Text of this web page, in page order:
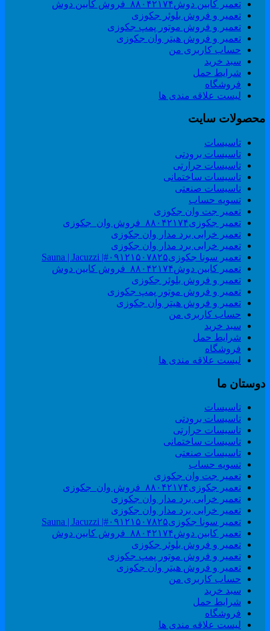
تعمیر کابین دوش۸۸۰۴۲۱۷۴_فروش کابین دوش
تعمیر و فروش بلوئر جکوزی
تعمیر و فروش موتور پمپ جکوزی
تعمیر و فروش هیتر وان جکوزی
حساب کاربری من
سبد خرید
شرایط حمل
فروشگاه
لیست علاقه مندی ها
سایت
تاسیسات
تاسیسات برودتی
تاسیسات حرارتی
تاسیسات ساختمانی
تاسیسات صنعتی
تسویه حساب
تعمیر جت وان جکوزی
تعمیر جکوزی۸۸۰۴۲۱۷۴_فروش وان_جکوزی
تعمیر خرابی برد مدار وان جکوزی
تعمیر خرابی برد مدار وان جکوزی
تعمیر سونا جکوزی۰۹۱۲۱۵۰۷۸۲۵#| Sauna | Jacuzzi
تعمیر کابین دوش۸۸۰۴۲۱۷۴_فروش کابین دوش
تعمیر و فروش بلوئر جکوزی
تعمیر و فروش موتور پمپ جکوزی
تعمیر و فروش هیتر وان جکوزی
حساب کاربری من
سبد خرید
شرایط حمل
فروشگاه
لیست علاقه مندی ها
ما
تاسیسات
تاسیسات برودتی
تاسیسات حرارتی
تاسیسات ساختمانی
تاسیسات صنعتی
تسویه حساب
تعمیر جت وان جکوزی
تعمیر جکوزی۸۸۰۴۲۱۷۴_فروش وان_جکوزی
تعمیر خرابی برد مدار وان جکوزی
تعمیر خرابی برد مدار وان جکوزی
تعمیر سونا جکوزی۰۹۱۲۱۵۰۷۸۲۵#| Sauna | Jacuzzi
تعمیر کابین دوش۸۸۰۴۲۱۷۴_فروش کابین دوش
تعمیر و فروش بلوئر جکوزی
تعمیر و فروش موتور پمپ جکوزی
تعمیر و فروش هیتر وان جکوزی
حساب کاربری من
سبد خرید
شرایط حمل
فروشگاه
لیست علاقه مندی ها